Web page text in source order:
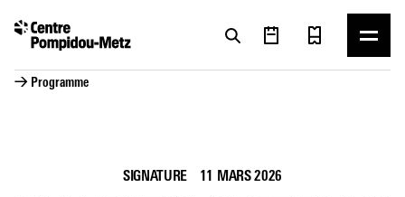
→ Programme
SIGNATURE 11 MARS 2026